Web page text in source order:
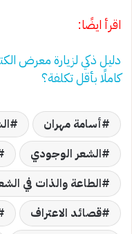
اقرأ ايضًا:
كاملًا بأقل تكلفة؟
أسامة مهران
الشعر الوجودي
الطاعة والذات في
قصائد الاعتراف